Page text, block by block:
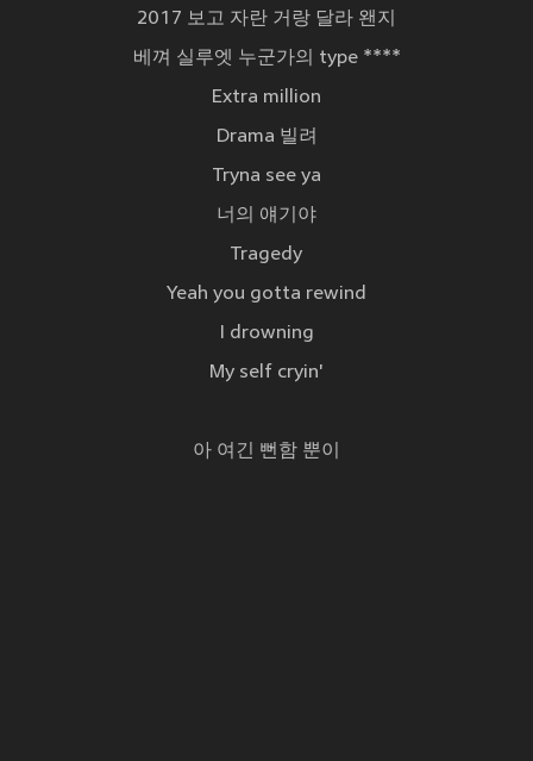
2017 보고 자란 거랑 달라 왠지
베껴 실루엣 누군가의 type ****
Extra million
Drama 빌려
Tryna see ya
너의 얘기야
Tragedy
Yeah you gotta rewind
I drowning
My self cryin'
아 여긴 뻔함 뿐이